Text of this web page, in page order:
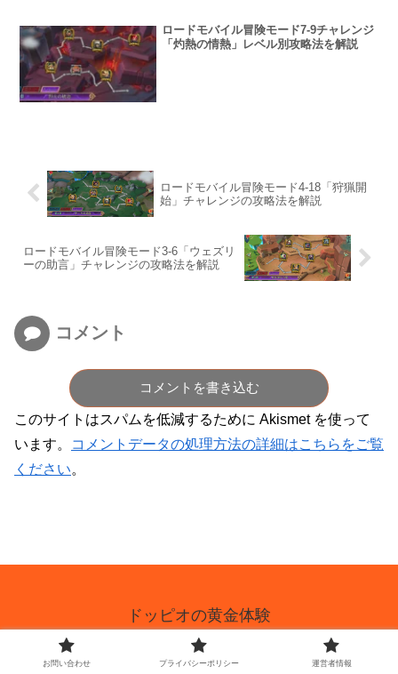
ロードモバイル冒険モード7-9チャレンジ
「灼熱の情熱」レベル別攻略法を解説
ロードモバイル冒険モード4-18「狩猟開
始」チャレンジの攻略法を解説
ロードモバイル冒険モード3-6「ウェズリ
ーの助言」チャレンジの攻略法を解説
コメント
コメントを書き込む
このサイトはスパムを低減するために Akismet を使って
います。
コメントデータの処理方法の詳細はこちらをご覧
ください。
ドッピオの黄金体験
お問い合わせ
プライバシーポリシー
運営者情報
お問い合わせ プライバシーポリシー 運営者情報